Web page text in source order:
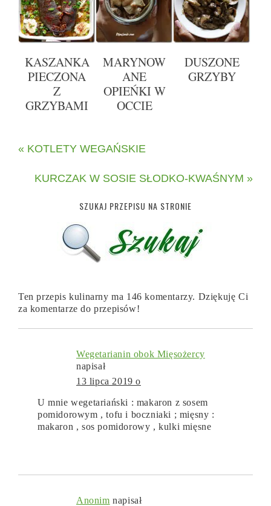
KASZANKA
PIECZONA
Z
GRZYBAMI
MARYNOW
ANE
OPIEŃKI W
OCCIE
DUSZONE
GRZYBY
« KOTLETY WEGAŃSKIE
KURCZAK W SOSIE SŁODKO-KWAŚNYM »
SZUKAJ PRZEPISU NA STRONIE
Ten przepis kulinarny ma 146 komentarzy. Dziękuję Ci
za komentarze do przepisów!
Wegetarianin obok Mięsożercy
napisał
13 lipca 2019 o
U mnie wegetariański : makaron z sosem
pomidorowym , tofu i boczniaki ; mięsny :
makaron , sos pomidorowy , kulki mięsne
Anonim napisał